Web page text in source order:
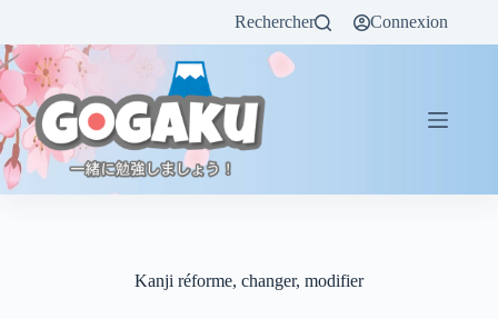
Rechercher Connexion
Kanji réforme, changer, modifier